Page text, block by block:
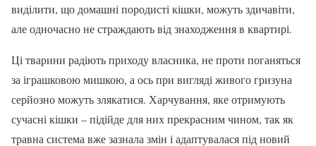
виділити, що домашні породисті кішки, можуть здичавіти,
але одночасно не страждають від знаходження в квартирі.
Ці тварини радіють приходу власника, не проти поганяться
за іграшковою мишкою, а ось при вигляді живого гризуна
серйозно можуть злякатися. Харчування, яке отримують
сучасні кішки – підійде для них прекрасним чином, так як
травна система вже зазнала змін і адаптувалася під новий